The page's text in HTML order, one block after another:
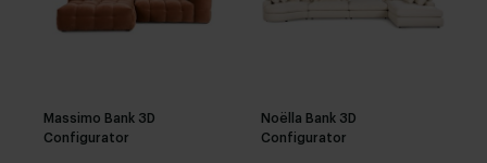
Massimo Bank 3D
Configurator
Noëlla Bank 3D
Configurator